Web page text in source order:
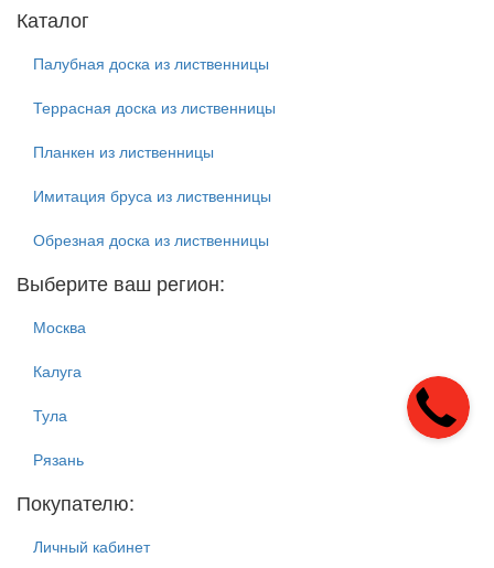
Каталог
Палубная доска из лиственницы
Террасная доска из лиственницы
Планкен из лиственницы
Имитация бруса из лиственницы
Обрезная доска из лиственницы
Выберите ваш регион:
Москва
Калуга
Тула
Рязань
Покупателю:
Личный кабинет